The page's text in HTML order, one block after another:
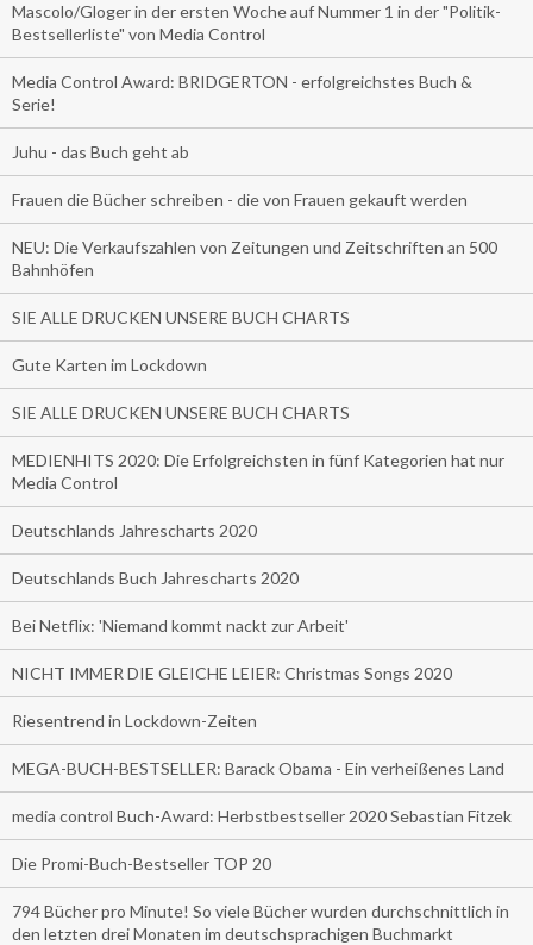
Mascolo/Gloger in der ersten Woche auf Nummer 1 in der "Politik-
Bestsellerliste" von Media Control
Media Control Award: BRIDGERTON - erfolgreichstes Buch &
Serie!
Juhu - das Buch geht ab
Frauen die Bücher schreiben - die von Frauen gekauft werden
NEU: Die Verkaufszahlen von Zeitungen und Zeitschriften an 500
Bahnhöfen
SIE ALLE DRUCKEN UNSERE BUCH CHARTS
Gute Karten im Lockdown
SIE ALLE DRUCKEN UNSERE BUCH CHARTS
MEDIENHITS 2020: Die Erfolgreichsten in fünf Kategorien hat nur
Media Control
Deutschlands Jahrescharts 2020
Deutschlands Buch Jahrescharts 2020
Bei Netflix: 'Niemand kommt nackt zur Arbeit'
NICHT IMMER DIE GLEICHE LEIER: Christmas Songs 2020
Riesentrend in Lockdown-Zeiten
MEGA-BUCH-BESTSELLER: Barack Obama - Ein verheißenes Land
media control Buch-Award: Herbstbestseller 2020 Sebastian Fitzek
Die Promi-Buch-Bestseller TOP 20
794 Bücher pro Minute! So viele Bücher wurden durchschnittlich in
den letzten drei Monaten im deutschsprachigen Buchmarkt